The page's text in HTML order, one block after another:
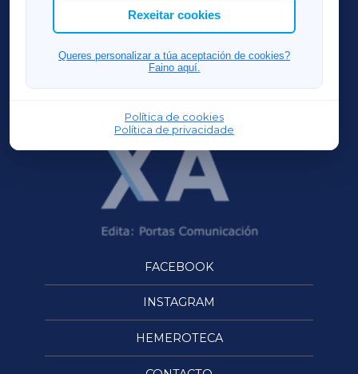
Rexeitar cookies
Queres personalizar a túa aceptación de cookies?
Faino aquí.
Política de cookies
Política de privacidade
ACORUÑAXA
FERROLXA
OURENSEXA
FACEBOOK
INSTAGRAM
HEMEROTECA